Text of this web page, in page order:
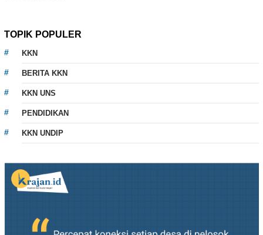
TOPIK POPULER
KKN
BERITA KKN
KKN UNS
PENDIDIKAN
KKN UNDIP